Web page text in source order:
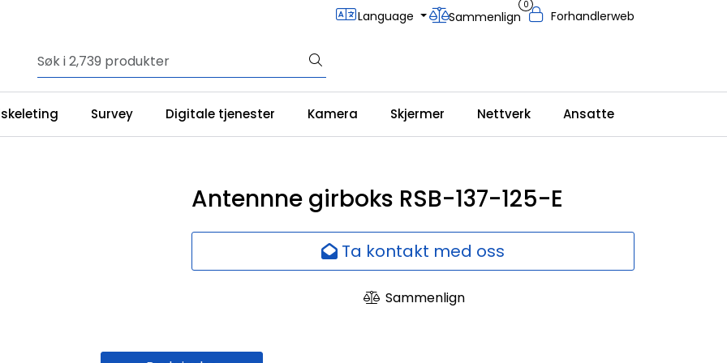
Language Sammenlign
0
Forhandlerweb
Survey Digitale tjenester Kamera Skjermer Nettverk Ansatte
Antennne girboks RSB-137-125-E
Ta kontakt med oss
Sammenlign